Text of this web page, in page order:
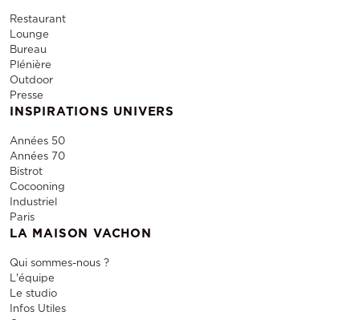
Restaurant
Lounge
Bureau
Plénière
Outdoor
Presse
INSPIRATIONS UNIVERS
Années 50
Années 70
Bistrot
Cocooning
Industriel
Paris
LA MAISON VACHON
Qui sommes-nous ?
L'équipe
Le studio
Infos Utiles